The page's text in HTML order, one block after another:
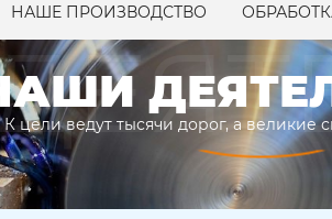
НАШЕ ПРОИЗВОДСТВО
К цели ведут тысячи дорог, а